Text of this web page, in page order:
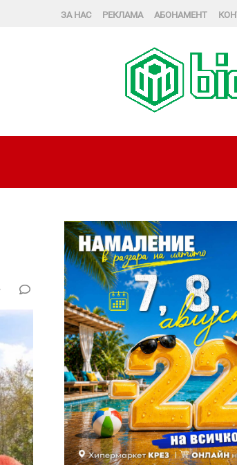
ЗА НАС РЕКЛАМА АБОНАМЕНТ